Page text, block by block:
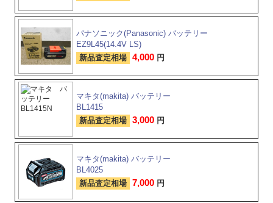
パナソニック(Panasonic) バッテリー
EZ9L45(14.4V LS)
新品査定相場 4,000 円
マキタ(makita) バッテリー
BL1415
新品査定相場 3,000 円
マキタ(makita) バッテリー
BL4025
新品査定相場 7,000 円